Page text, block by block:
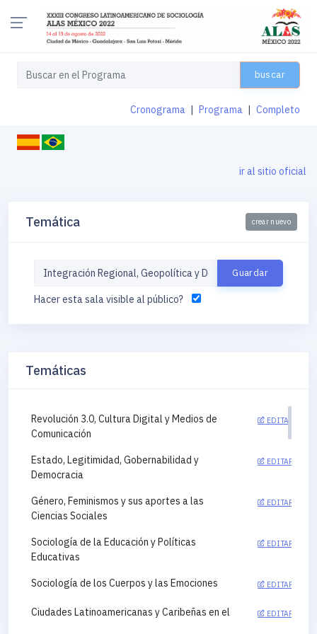
buscar
Cronograma Programa Completo
ir al sitio oficial
Temática crear nuevo
Hacer esta sala visible al público?
Temáticas
Revolución 3.0, Cultura Digital y Medios de
Comunicación
EDITAR
Estado, Legitimidad, Gobernabilidad y
Democracia
EDITAR
Género, Feminismos y sus aportes a las
Ciencias Sociales
EDITAR
Sociología de la Educación y Políticas
Educativas
EDITAR
Sociología de los Cuerpos y las Emociones EDITAR
Ciudades Latinoamericanas y Caribeñas en el
EDITAR